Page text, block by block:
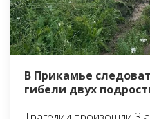
В Прикамье
гибели двух